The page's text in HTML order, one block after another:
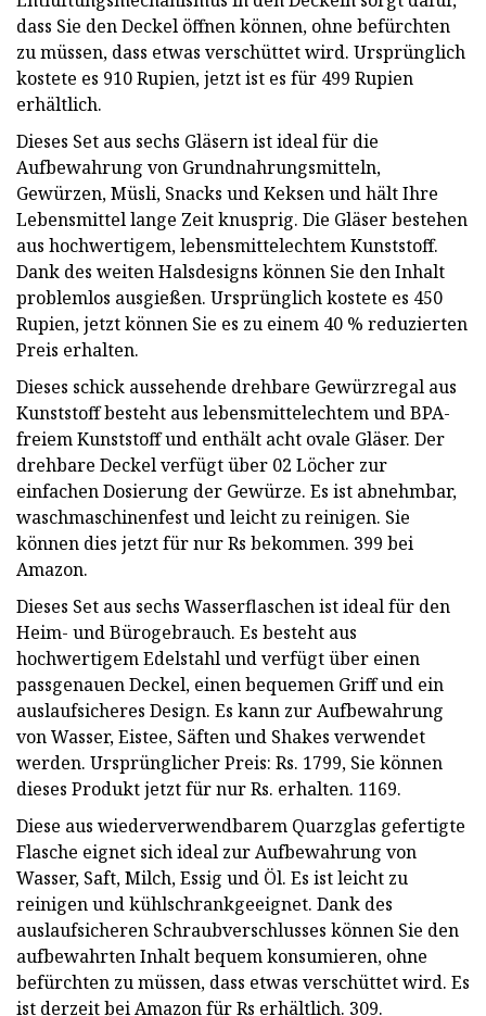
dass Sie den Deckel öffnen können, ohne befürchten
zu müssen, dass etwas verschüttet wird. Ursprünglich
kostete es 910 Rupien, jetzt ist es für 499 Rupien
erhältlich.
Dieses Set aus sechs Gläsern ist ideal für die
Aufbewahrung von Grundnahrungsmitteln,
Gewürzen, Müsli, Snacks und Keksen und hält Ihre
Lebensmittel lange Zeit knusprig. Die Gläser bestehen
aus hochwertigem, lebensmittelechtem Kunststoff.
Dank des weiten Halsdesigns können Sie den Inhalt
problemlos ausgießen. Ursprünglich kostete es 450
Rupien, jetzt können Sie es zu einem 40 % reduzierten
Preis erhalten.
Dieses schick aussehende drehbare Gewürzregal aus
Kunststoff besteht aus lebensmittelechtem und BPA-
freiem Kunststoff und enthält acht ovale Gläser. Der
drehbare Deckel verfügt über 02 Löcher zur
einfachen Dosierung der Gewürze. Es ist abnehmbar,
waschmaschinenfest und leicht zu reinigen. Sie
können dies jetzt für nur Rs bekommen. 399 bei
Amazon.
Dieses Set aus sechs Wasserflaschen ist ideal für den
Heim- und Bürogebrauch. Es besteht aus
hochwertigem Edelstahl und verfügt über einen
passgenauen Deckel, einen bequemen Griff und ein
auslaufsicheres Design. Es kann zur Aufbewahrung
von Wasser, Eistee, Säften und Shakes verwendet
werden. Ursprünglicher Preis: Rs. 1799, Sie können
dieses Produkt jetzt für nur Rs. erhalten. 1169.
Diese aus wiederverwendbarem Quarzglas gefertigte
Flasche eignet sich ideal zur Aufbewahrung von
Wasser, Saft, Milch, Essig und Öl. Es ist leicht zu
reinigen und kühlschrankgeeignet. Dank des
auslaufsicheren Schraubverschlusses können Sie den
aufbewahrten Inhalt bequem konsumieren, ohne
befürchten zu müssen, dass etwas verschüttet wird. Es
ist derzeit bei Amazon für Rs erhältlich. 309.